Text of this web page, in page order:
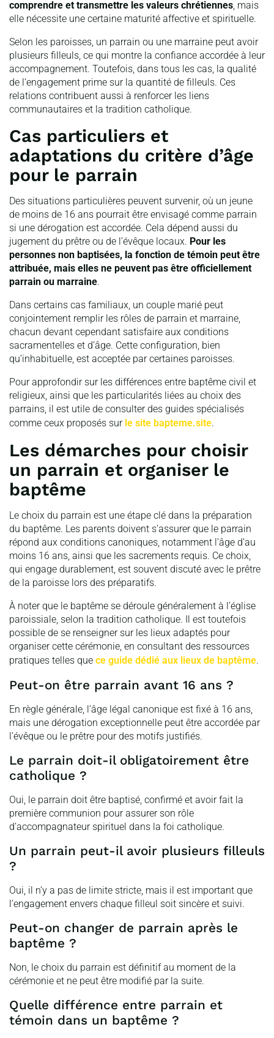
comprendre et transmettre les valeurs chrétiennes, mais
elle nécessite une certaine maturité affective et spirituelle.
Selon les paroisses, un parrain ou une marraine peut avoir
plusieurs filleuls, ce qui montre la confiance accordée à leur
accompagnement. Toutefois, dans tous les cas, la qualité
de l’engagement prime sur la quantité de filleuls. Ces
relations contribuent aussi à renforcer les liens
communautaires et la tradition catholique.
Cas particuliers et
adaptations du critère d’âge
pour le parrain
Des situations particulières peuvent survenir, où un jeune
de moins de 16 ans pourrait être envisagé comme parrain
si une dérogation est accordée. Cela dépend aussi du
jugement du prêtre ou de l’évêque locaux. Pour les
personnes non baptisées, la fonction de témoin peut être
attribuée, mais elles ne peuvent pas être officiellement
parrain ou marraine.
Dans certains cas familiaux, un couple marié peut
conjointement remplir les rôles de parrain et marraine,
chacun devant cependant satisfaire aux conditions
sacramentelles et d’âge. Cette configuration, bien
qu’inhabituelle, est acceptée par certaines paroisses.
Pour approfondir sur les différences entre baptême civil et
religieux, ainsi que les particularités liées au choix des
parrains, il est utile de consulter des guides spécialisés
comme ceux proposés sur le site bapteme.site.
Les démarches pour choisir
un parrain et organiser le
baptême
Le choix du parrain est une étape clé dans la préparation
du baptême. Les parents doivent s’assurer que le parrain
répond aux conditions canoniques, notamment l’âge d’au
moins 16 ans, ainsi que les sacrements requis. Ce choix,
qui engage durablement, est souvent discuté avec le prêtre
de la paroisse lors des préparatifs.
À noter que le baptême se déroule généralement à l’église
paroissiale, selon la tradition catholique. Il est toutefois
possible de se renseigner sur les lieux adaptés pour
organiser cette cérémonie, en consultant des ressources
pratiques telles que ce guide dédié aux lieux de baptême.
Peut-on être parrain avant 16 ans ?
En règle générale, l’âge légal canonique est fixé à 16 ans,
mais une dérogation exceptionnelle peut être accordée par
l’évêque ou le prêtre pour des motifs justifiés.
Le parrain doit-il obligatoirement être
catholique ?
Oui, le parrain doit être baptisé, confirmé et avoir fait la
première communion pour assurer son rôle
d’accompagnateur spirituel dans la foi catholique.
Un parrain peut-il avoir plusieurs filleuls
?
Oui, il n’y a pas de limite stricte, mais il est important que
l’engagement envers chaque filleul soit sincère et suivi.
Peut-on changer de parrain après le
baptême ?
Non, le choix du parrain est définitif au moment de la
cérémonie et ne peut être modifié par la suite.
Quelle différence entre parrain et
témoin dans un baptême ?